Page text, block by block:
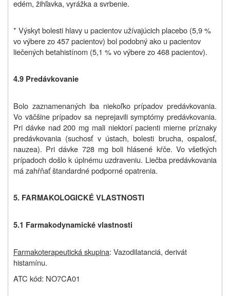
edém, žihľavka, vyrážka a svrbenie.
* Výskyt bolesti hlavy u pacientov užívajúcich placebo (5,9 %
vo výbere zo 457 pacientov) bol podobný ako u pacientov
liečených betahistínom (5,1 % vo výbere zo 468 pacientov).
4.9 Predávkovanie
Bolo zaznamenaných iba niekoľko prípadov predávkovania.
Vo väčšine prípadov sa neprejavili symptómy predávkovania.
Pri dávke nad 200 mg mali niektorí pacienti mierne príznaky
predávkovania (suchosť v ústach, bolesti brucha, ospalosť,
nauzea). Pri dávke 728 mg boli hlásené kŕče. Vo všetkých
prípadoch došlo k úplnému uzdraveniu. Liečba predávkovania
má zahŕňať štandardné podporné opatrenia.
5. FARMAKOLOGICKÉ VLASTNOSTI
5.1 Farmakodynamické vlastnosti
Farmakoterapeutická skupina: Vazodilatanciá, derivát
histamínu.
ATC kód: NO7CA01